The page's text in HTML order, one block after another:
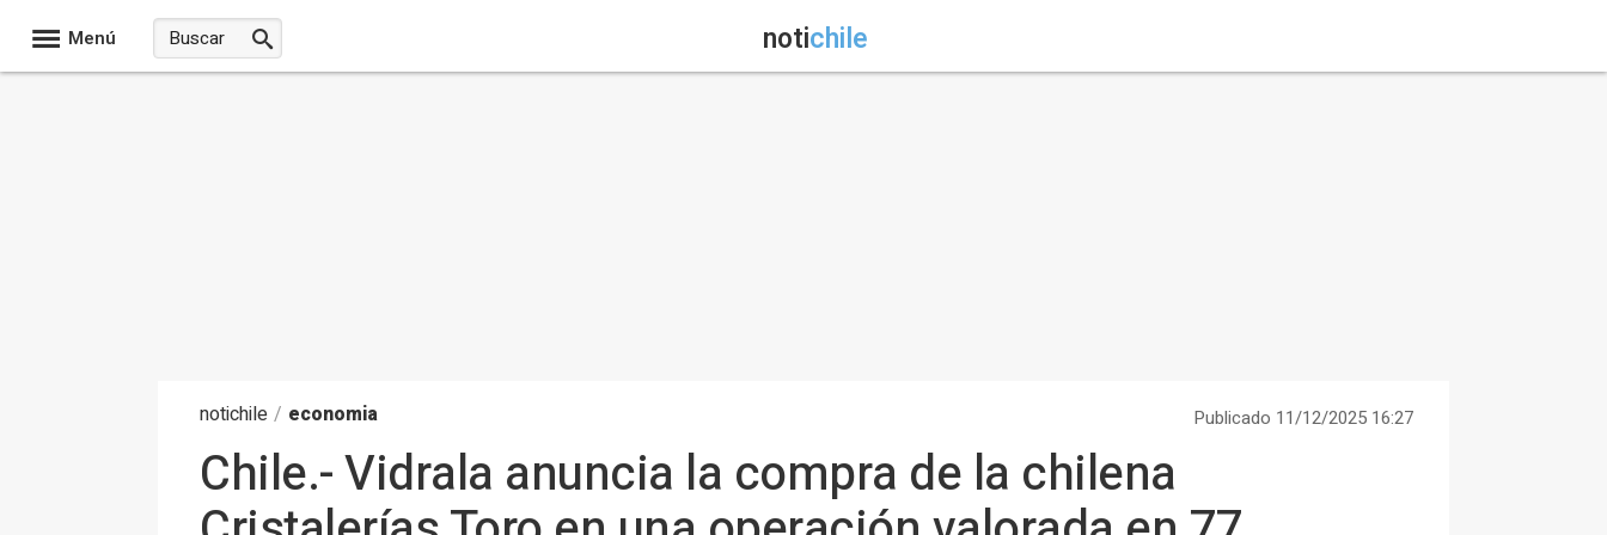
Menú notichile
notichile / economia Publicado 11/12/2025 16:27
Chile.- Vidrala anuncia la compra de la chilena